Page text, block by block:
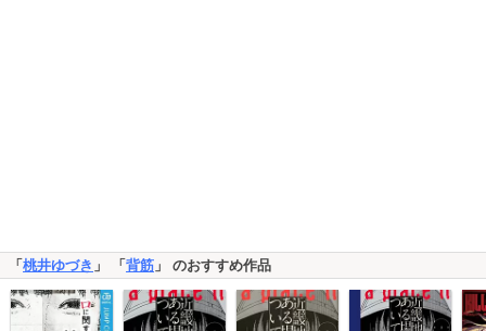
「桃井ゆづき 」 「背筋 」 のおすすめ作品